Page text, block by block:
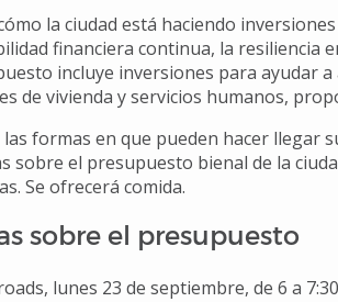
la ciudad está haciendo
financiera continua, la resiliencia
incluye inversiones para ayudar
de vivienda y servicios humanos,
formas en que pueden hacer llegar
sobre el presupuesto bienal de la
Se ofrecerá comida.
sobre el presupuesto
lunes 23 de septiembre, de 6 a